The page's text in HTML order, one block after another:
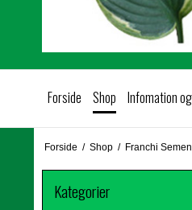
Forside Shop Infomation
Forside / Shop / Franchi
Kategorier